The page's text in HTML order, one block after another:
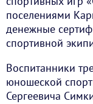
поселениями
денежные
спортивной
Воспитанники
юношеской
Сергеевича